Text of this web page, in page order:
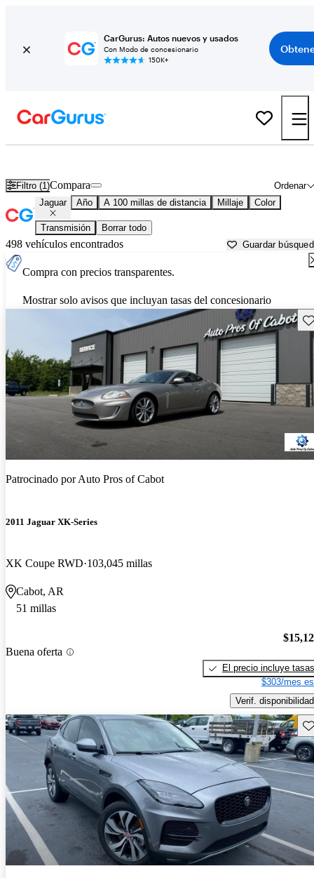
CarGurus: Autos nuevos y usados
Con Modo de concesionario
150K+
Filtro (1) Ordenar
Compara
Jaguar Año A 100 millas de distancia Millaje Color
Transmisión Borrar todo
498 vehículos encontrados Guardar
Compra con precios transparentes.
Mostrar solo avisos que incluyan tasas del concesionario
Patrocinado porAuto Pros of Cabot
2011 Jaguar XK-Series
XK Coupe RWD 103,045 millas
Cabot, AR
51 millas
Buena oferta
El precio incluye tasas
$303/mes
Verif. disponibilidad